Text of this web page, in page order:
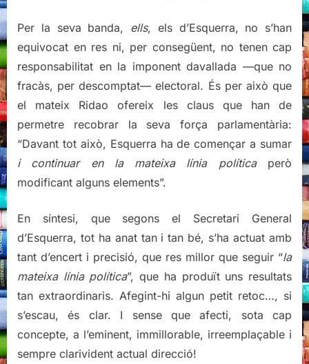
Per la seva banda, ells, els d’Esquerra, no s’han
equivocat en res ni, per consegüent, no tenen cap
responsabilitat en la imponent davallada —que no
fracàs, per descomptat— electoral. És per això que
el mateix Ridao ofereix les claus que han de
permetre recobrar la seva força parlamentària:
“Davant tot això, Esquerra ha de començar a sumar
i continuar en la mateixa línia políticaperò
modificant alguns elements”.
En síntesi, que segons el Secretari General
d’Esquerra, tot ha anat tan i tan bé, s’ha actuat amb
tant d’encert i precisió, que res millor que seguir “la
mateixa línia política”, que ha produït uns resultats
tan extraordinaris. Afegint-hi algun petit retoc…, si
s’escau, és clar. I sense que afecti, sota cap
concepte, a l’eminent, immillorable, irreemplaçable i
sempre clarivident actual direcció!